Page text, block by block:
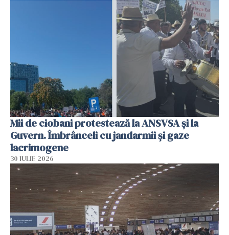
Mii de ciobani protestează la ANSVSA și la
Guvern. Îmbrânceli cu jandarmii și gaze
lacrimogene
30 IULIE 2026